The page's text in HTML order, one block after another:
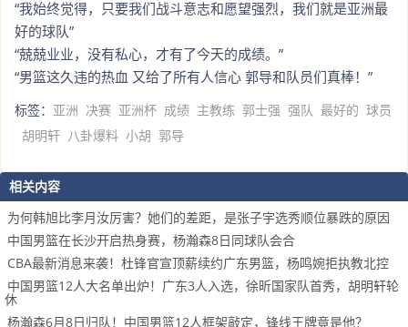
“我始终觉得，只要我们战斗意志和愿望强烈，我们就是亚洲最
好的球队”
“兢兢业业，没有私心，才有了今天的成绩。”
“男篮这久违的热血 又给了所有人信心 郭导和队员们真棒！”
标签： 亚洲 决赛 亚洲杯 成绩 主教练 郭士强 强队 最好的 球员
胡明轩 八卦爆料 小胡 郭导
相关内容
为何韩旭比李月汝厉害？她们的差距，是张子宇选秀顺位暴跌的原因
中国男篮在长沙开启热身赛，杨瀚森8日同球队会合
CBA最新消息来袭！杜锋官宣顶薪续约广东男篮，杨鸣婉拒执教北控
中国男篮12人大名单出炉！广东3人入选，徐昕国家队首秀，胡明轩轮
休
杨瀚森6月8日归队！中国男篮12人框架敲定，锋线王牌竟是他？